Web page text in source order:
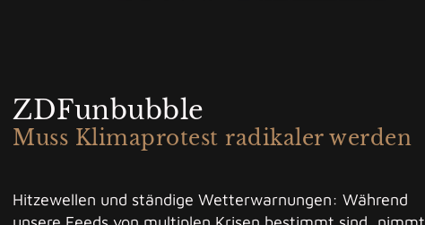
ZDFunbubble
Muss Klimaprotest radikaler werden
Hitzewellen und ständige Wetterwarnungen: Während